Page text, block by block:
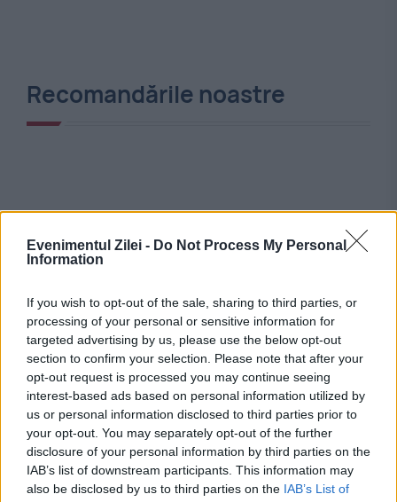
Evenimentul Zilei - Do Not Process My Personal
Information
If you wish to opt-out of the sale, sharing to third parties, or
processing of your personal or sensitive information for
targeted advertising by us, please use the below opt-out
section to confirm your selection. Please note that after your
opt-out request is processed you may continue seeing
interest-based ads based on personal information utilized by
us or personal information disclosed to third parties prior to
your opt-out. You may separately opt-out of the further
disclosure of your personal information by third parties on the
IAB’s list of downstream participants. This information may
also be disclosed by us to third parties on the IAB’s List of
Recomandările noastre
Stiri calde